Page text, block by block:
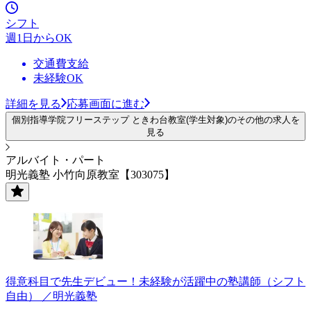
シフト
週1日からOK
交通費支給
未経験OK
詳細を見る 応募画面に進む
個別指導学院フリーステップ ときわ台教室(学生対象)のその他の求人を
見る
アルバイト・パート
明光義塾 小竹向原教室【303075】
得意科目で先生デビュー！未経験が活躍中の塾講師（シフト
自由） ／明光義塾